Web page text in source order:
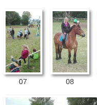
07 08